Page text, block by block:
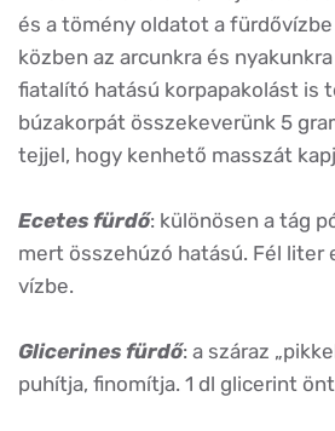
és a tömény oldatot a
közben az arcunkra és
fiatalító hatású korpapakolást is
búzakorpát összekeverünk 5
tejjel, hogy kenhető masszát
Ecetes fürdő: különösen a tág
mert összehúzó hatású. Fél liter
vízbe.
Glicerines fürdő: a száraz
puhítja, finomítja. 1 dl glicerint